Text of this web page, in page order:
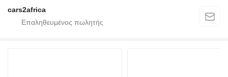
cars2africa